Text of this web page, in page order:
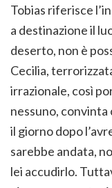
Tobias riferisce
a destinazione il
deserto, non è
Cecilia,
irrazionale, così
nessuno, convinta
il giorno dopo
sarebbe andata,
lei accudirlo.